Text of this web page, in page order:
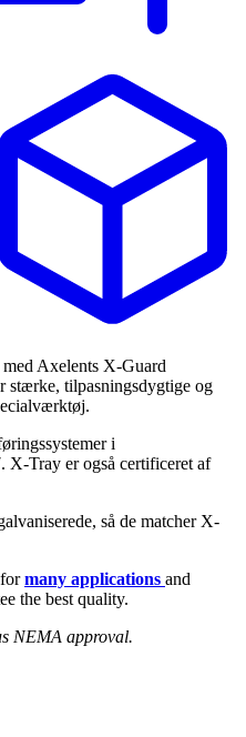
Axelents X-Guard
stærke, tilpasningsdygtige og
i
X-Tray er også certificeret af
så de matcher X-
many applications and
the best quality.
NEMA approval.